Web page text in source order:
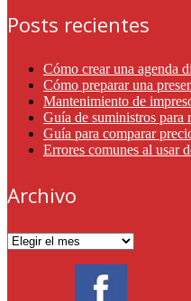
Posts recientes
Cómo crear una agenda
Cómo preparar una
Mantenimiento de
Guía de suministros para
Guía para comparar
Errores comunes al usar
Archivo
Archivo